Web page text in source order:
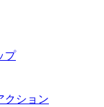
プ
クション